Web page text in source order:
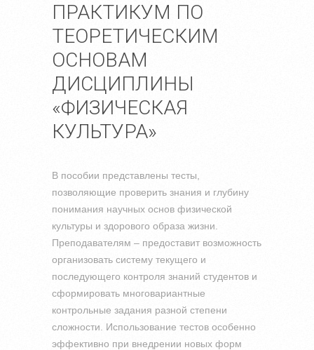
ПРАКТИКУМ ПО
ТЕОРЕТИЧЕСКИМ
ОСНОВАМ
ДИСЦИПЛИНЫ
«ФИЗИЧЕСКАЯ
КУЛЬТУРА»
В пособии представлены тесты,
позволяющие проверить знания и глубину
понимания научных основ физической
культуры и здорового образа жизни.
Преподавателям – предоставит возможность
организовать систему текущего и
последующего контроля знаний студентов и
сформировать многовариантные
контрольные задания разной степени
сложности. Использование тестов особенно
эффективно при внедрении новых форм